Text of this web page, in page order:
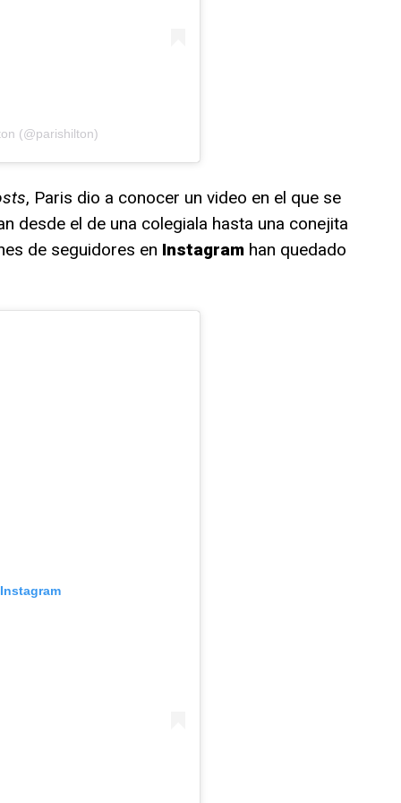
(@parishilton)
, Paris dio a conocer un video en el que se
desde el de una colegiala hasta una conejita
de seguidores en Instagramhan quedado